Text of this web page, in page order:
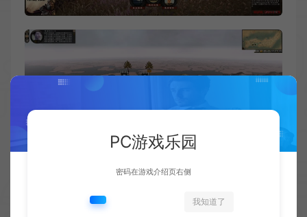
PC游戏乐园
密码在游戏介绍页右侧
我知道了